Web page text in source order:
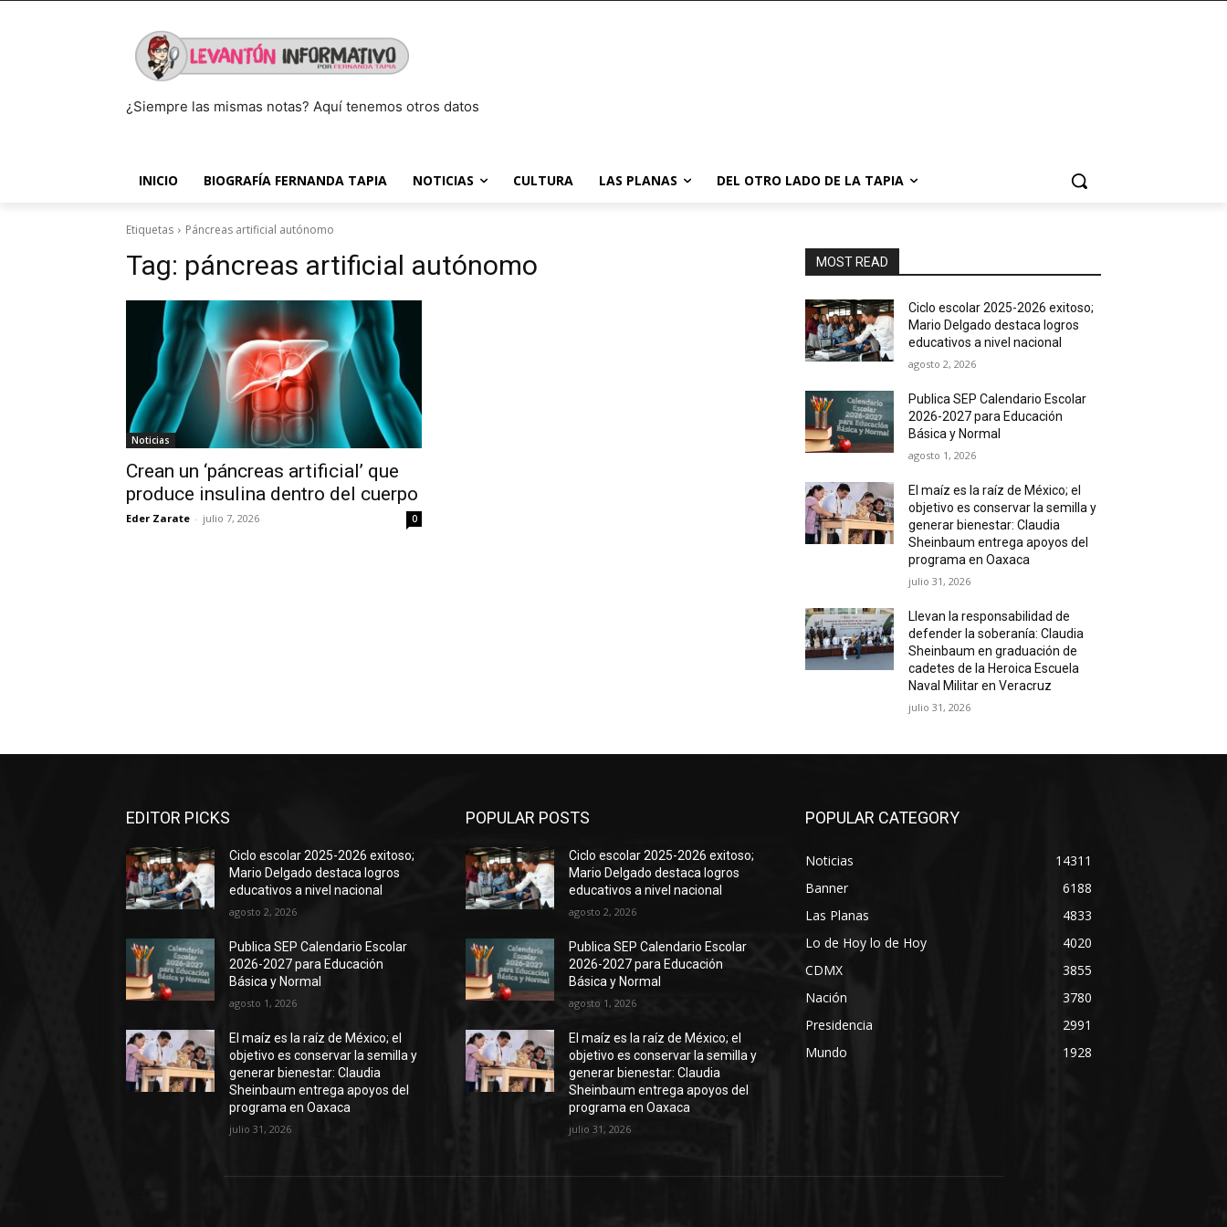
¿Siempre las mismas notas? Aquí tenemos otros datos
INICIO BIOGRAFÍA FERNANDA TAPIA NOTICIAS CULTURA LAS PLANAS DEL OTRO LADO DE LA TAPIA
Etiquetas Páncreas artificial autónomo
Tag: páncreas artificial autónomo
Noticias
Crean un ‘páncreas artificial’ que
produce insulina dentro del cuerpo
Eder Zarate - julio 7, 2026 0
MOST READ
Ciclo escolar 2025-2026 exitoso;
Mario Delgado destaca logros
educativos a nivel nacional
agosto 2, 2026
Publica SEP Calendario Escolar
2026-2027 para Educación
Básica y Normal
agosto 1, 2026
El maíz es la raíz de México; el
objetivo es conservar la semilla y
generar bienestar: Claudia
Sheinbaum entrega apoyos del
programa en Oaxaca
julio 31, 2026
Llevan la responsabilidad de
defender la soberanía: Claudia
Sheinbaum en graduación de
cadetes de la Heroica Escuela
Naval Militar en Veracruz
julio 31, 2026
EDITOR PICKS
Ciclo escolar 2025-2026 exitoso;
Mario Delgado destaca logros
educativos a nivel nacional
agosto 2, 2026
Publica SEP Calendario Escolar
2026-2027 para Educación
Básica y Normal
agosto 1, 2026
El maíz es la raíz de México; el
objetivo es conservar la semilla y
generar bienestar: Claudia
Sheinbaum entrega apoyos del
programa en Oaxaca
julio 31, 2026
POPULAR POSTS
Ciclo escolar 2025-2026 exitoso;
Mario Delgado destaca logros
educativos a nivel nacional
agosto 2, 2026
Publica SEP Calendario Escolar
2026-2027 para Educación
Básica y Normal
agosto 1, 2026
El maíz es la raíz de México; el
objetivo es conservar la semilla y
generar bienestar: Claudia
Sheinbaum entrega apoyos del
programa en Oaxaca
julio 31, 2026
POPULAR CATEGORY
Noticias
14311
Banner
6188
Las Planas
4833
Lo de Hoy lo de Hoy
4020
CDMX
3855
Nación
3780
Presidencia
2991
Mundo
1928